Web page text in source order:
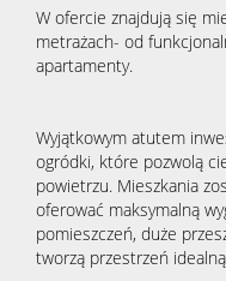
W ofercie znajdują się
metrażach- od
apartamenty.
Wyjątkowym atutem
ogródki, które pozwolą
powietrzu. Mieszkania
oferować maksymalną
pomieszczeń, duże
tworzą przestrzeń